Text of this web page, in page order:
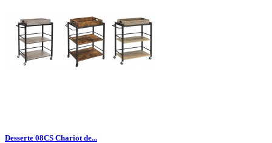
Desserte 08CS Chariot de...